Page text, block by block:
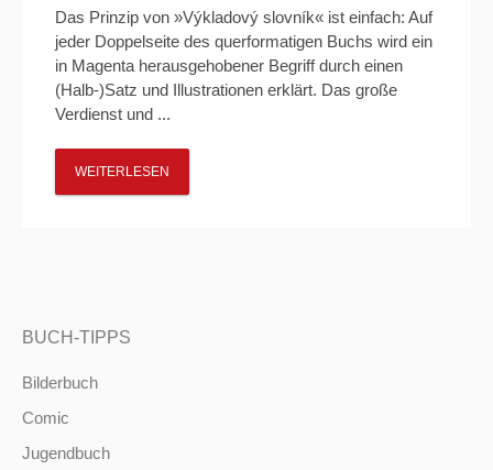
Das Prinzip von »Výkladový slovník« ist einfach: Auf
jeder Doppelseite des querformatigen Buchs wird ein
in Magenta herausgehobener Begriff durch einen
(Halb-)Satz und Illustrationen erklärt. Das große
Verdienst und ...
WEITERLESEN
BUCH-TIPPS
Bilderbuch
Comic
Jugendbuch